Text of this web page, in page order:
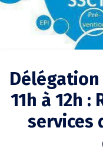
Délégation
11h à 12h
services